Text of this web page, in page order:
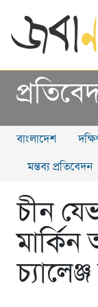
বাংলাদেশ
মন্তব্য প্রতিবেদন
চীন